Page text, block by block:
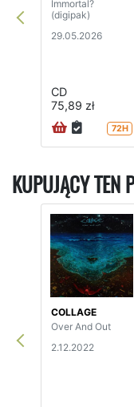
Immortal?
(digipak)
29.05.2026
CD
75,89 zł
72H
KUPUJĄCY TEN
COLLAGE
Over And Out
2.12.2022